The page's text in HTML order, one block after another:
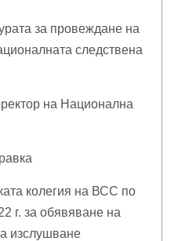
за провеждане на
следствена
на Национална
колегия на ВСС по
г. за обявяване на
изслушване